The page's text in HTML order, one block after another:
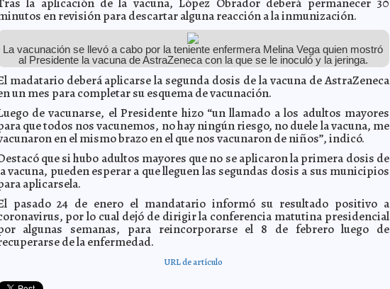
en revisión para descartar alguna reacción a la inmunización.
La vacunación se llevó a cabo por la teniente enfermera Melina Vega quien mostró
al Presidente la vacuna de AstraZeneca con la que se le inoculó y la jeringa.
madatario deberá aplicarse la segunda dosis de la vacuna de AstraZeneca
un mes para completar su esquema de vacunación.
de vacunarse, el Presidente hizo “un llamado a los adultos mayores
que todos nos vacunemos, no hay ningún riesgo, no duele la vacuna, me
en el mismo brazo en el que nos vacunaron de niños”, indicó.
que si hubo adultos mayores que no se aplicaron la primera dosis de
vacuna, pueden esperar a que lleguen las segundas dosis a sus municipios
aplicarsela.
pasado 24 de enero el mandatario informó su resultado positivo a
por lo cual dejó de dirigir la conferencia matutina presidencial
algunas semanas, para reincorporarse el 8 de febrero luego de
de la enfermedad.
URL de artículo